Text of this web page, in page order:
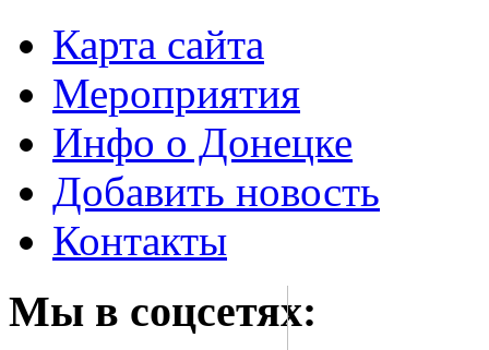
Карта сайта
Мероприятия
Инфо о Донецке
Добавить новость
Контакты
Мы в соцсетях: